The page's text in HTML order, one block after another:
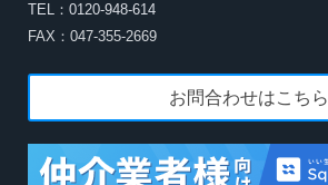
TEL：0120-948-614
FAX：047-355-2669
お問合わせはこちら